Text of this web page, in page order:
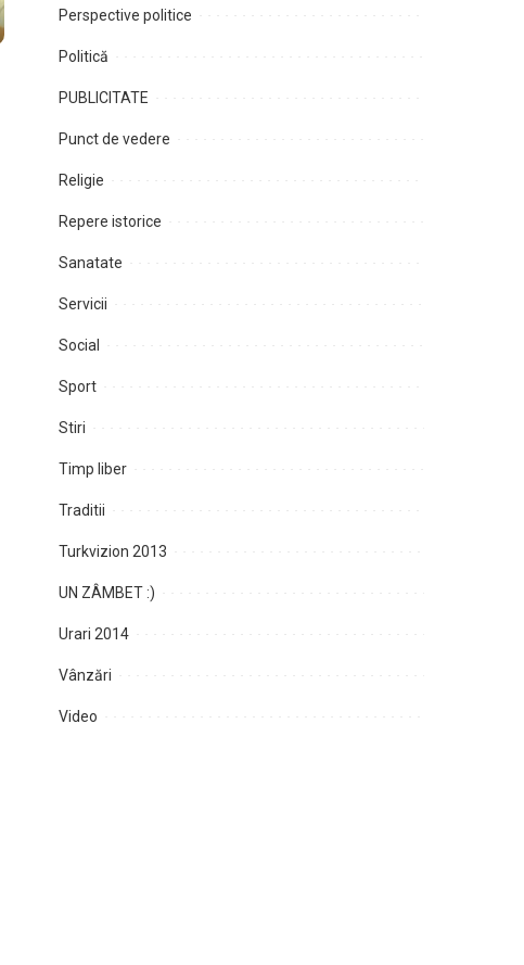
Perspective politice
Politică
PUBLICITATE
Punct de vedere
Religie
Repere istorice
Sanatate
Servicii
Social
Sport
Stiri
Timp liber
Traditii
Turkvizion 2013
UN ZÂMBET :)
Urari 2014
Vânzări
Video